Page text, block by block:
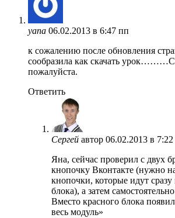
yana 06.02.2013 в 6:47 пп
к сожалению после обновления
сообразила как скачать
пожалуйста.
Ответить
Сергей автор 06.02.2013 в
Яна, сейчас проверил с двух
кнопочку Вконтакте (нужно
кнопочки, которые идут сразу
блока), а затем
Вместо красного блока
весь модуль»